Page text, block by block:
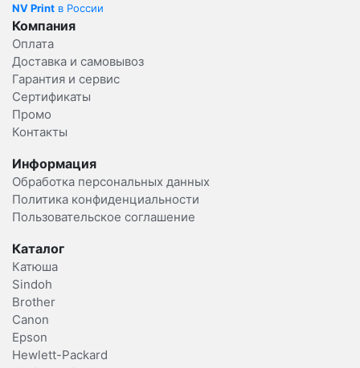
NV Print в России
Компания
Оплата
Доставка и самовывоз
Гарантия и сервис
Сертификаты
Промо
Контакты
Информация
Обработка персональных данных
Политика конфиденциальности
Пользовательское соглашение
Каталог
Катюша
Sindoh
Brother
Canon
Epson
Hewlett-Packard